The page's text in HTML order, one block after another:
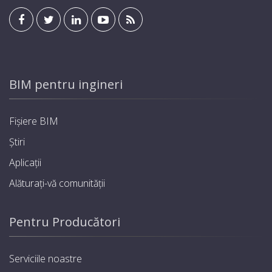
BIM pentru ingineri
Fișiere BIM
Știri
Aplicații
Alăturați-vă comunității
Pentru Producători
Serviciile noastre